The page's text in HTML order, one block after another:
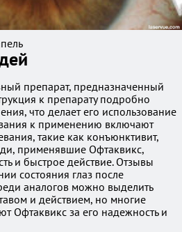
препарат, предназначенный
к препарату подробно
что делает его использование
к применению включают
такие как конъюнктивит,
применявшие Офтаквикс,
и быстрое действие. Отзывы
состояния глаз после
аналогов можно выделить
и действием, но многие
Офтаквикс за его надежность и